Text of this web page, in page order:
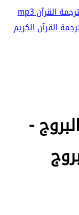
القرآن mp3
القرآن الكريم
-